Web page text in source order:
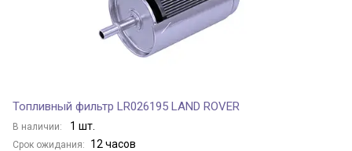
Топливный фильтр LR026195 LAND ROVER
В наличии: 1 шт.
Срок ожидания: 12 часов